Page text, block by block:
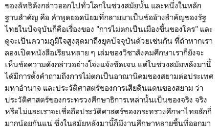
ของลัทธิดังกล่าวออกไปทั่วโลกในช่วงสมัยนั้น และหนึ่งในหลัก
ฐานสำคัญ คือ คำพูดยอดนิยมที่กลายมาเป็นข้ออ้างสำคัญของรัฐ
ไทยในปัจจุบันก็คือเรื่องของ "การไม่ตกเป็นเมืองขึ้นของใคร" และ
ดูจะเป็นความภูมิใจสูงสุดมาถึงยุคปัจจุบันด้วยเช่นกัน ที่ถ้าหากเรา
ลองเปิดหนังสือเรียนหลาย ๆ เล่มของวิชาสังคมศึกษาเราก็ยังจะ
เห็นข้อความดังกล่าวอย่างโจ่งแจ้งชัดเจน แต่ในช่วงสมัยหลังมานี้
ได้มีการตั้งคำถามถึงการไม่ตกเป็นอาณานิคมของสยามต่อประเทศ
มหาอำนาจ และประวัติศาสตร์ของการเสียดินแดนของสยาม ว่า
ประวัติศาสตร์ของกระทรวงศึกษาธิการเหล่านั้นเป็นของจริง จริง
หรือไม่และเราจะเชื่อถือประวัติศาสตร์ของกระทรวงศึกษาไทยสักกี่
มากน้อยกันแน่ ซึ่งในสมัยหลังมานี้ก็มีงานศึกษาหลายชิ้นที่ออกมา